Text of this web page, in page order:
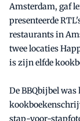
Amsterdam, gaf
presenteerde
restaurants in
twee locaties
is zijn elfde
De BBQbijbel
stap-voor-